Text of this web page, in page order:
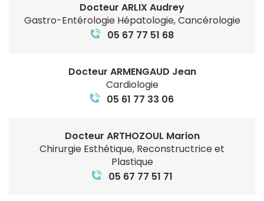
Docteur ARLIX Audrey
Gastro-Entérologie Hépatologie, Cancérologie
05 67 77 51 68
Docteur ARMENGAUD Jean
Cardiologie
05 61 77 33 06
Docteur ARTHOZOUL Marion
Chirurgie Esthétique, Reconstructrice et
Plastique
05 67 77 51 71